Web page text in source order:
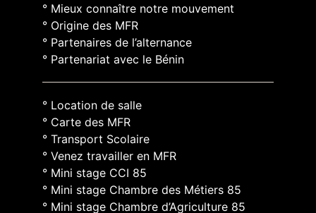
° Mieux connaître notre mouvement
° Origine des MFR
° Partenaires de l’alternance
° Partenariat avec le Bénin
° Location de salle
° Carte des MFR
° Transport Scolaire
° Venez travailler en MFR
° Mini stage CCI 85
° Mini stage Chambre des Métiers 85
° Mini stage Chambre d’Agriculture 85